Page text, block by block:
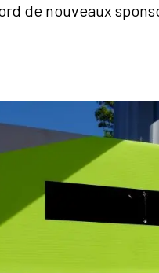
de nouveaux